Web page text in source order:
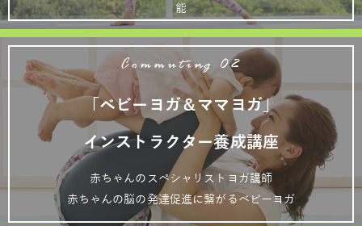
能
Commuting 02
「ベビーヨガ＆ママヨガ」
インストラクター養成講座
赤ちゃんのスペシャリストヨガ講師
赤ちゃんの脳の発達促進に繋がるベビーヨガ